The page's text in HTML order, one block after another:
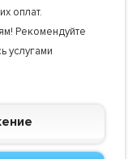
оплат.
Рекомендуйте
услугами